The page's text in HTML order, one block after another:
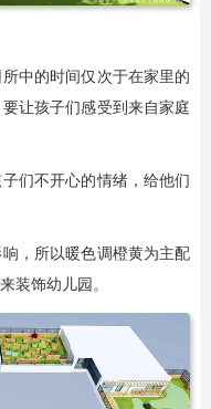
中的时间仅次于在家里的
让孩子们感受到来自家庭
们不开心的情绪，给他们
，所以暖色调橙黄为主配
装饰幼儿园。